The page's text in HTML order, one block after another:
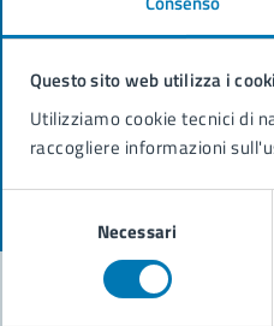
Questo sito web utilizza i
Utilizziamo cookie tecnici di
raccogliere informazioni
consenso
Necessari